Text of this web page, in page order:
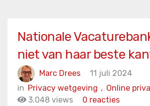
Nationale
niet van haar beste
Marc Drees
11 juli 2024
in
Online
Privacy wetgeving ,
3.048 views
0 reacties